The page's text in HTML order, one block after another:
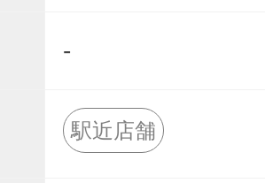
-
駅近店舗